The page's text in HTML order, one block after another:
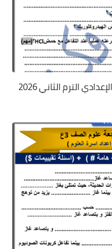
مذكرة أحمد فكري علوم الصف الثالث الإعدادي الترم الثاني 2026